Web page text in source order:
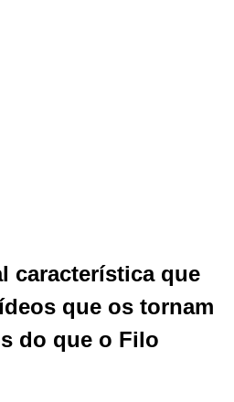
característica que
que os tornam
do que o Filo